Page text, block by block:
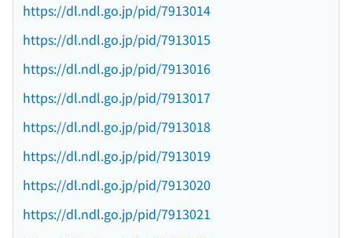
https://dl.ndl.go.jp/pid/7913014
https://dl.ndl.go.jp/pid/7913015
https://dl.ndl.go.jp/pid/7913016
https://dl.ndl.go.jp/pid/7913017
https://dl.ndl.go.jp/pid/7913018
https://dl.ndl.go.jp/pid/7913019
https://dl.ndl.go.jp/pid/7913020
https://dl.ndl.go.jp/pid/7913021